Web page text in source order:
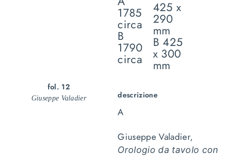
fol. 12
Giuseppe Valadier
1785
circa
B
1790
circa
425 x
290
mm
B 425
x 300
mm
descrizione
A
Giuseppe Valadier,
Orologio da tavolo con